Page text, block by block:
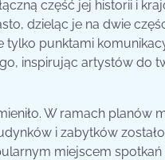
część jej historii i
dzieląc je na dwie
tylko punktami
inspirując artystów do
W ramach planów
i zabytków
miejscem